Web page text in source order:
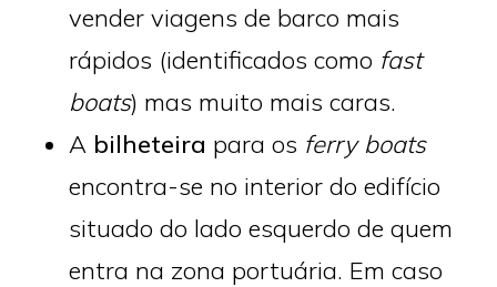
vender viagens de barco mais
rápidos (identificados como fast
boats) mas muito mais caras.
A bilheteira para os ferry boats
encontra-se no interior do edifício
situado do lado esquerdo de quem
entra na zona portuária. Em caso